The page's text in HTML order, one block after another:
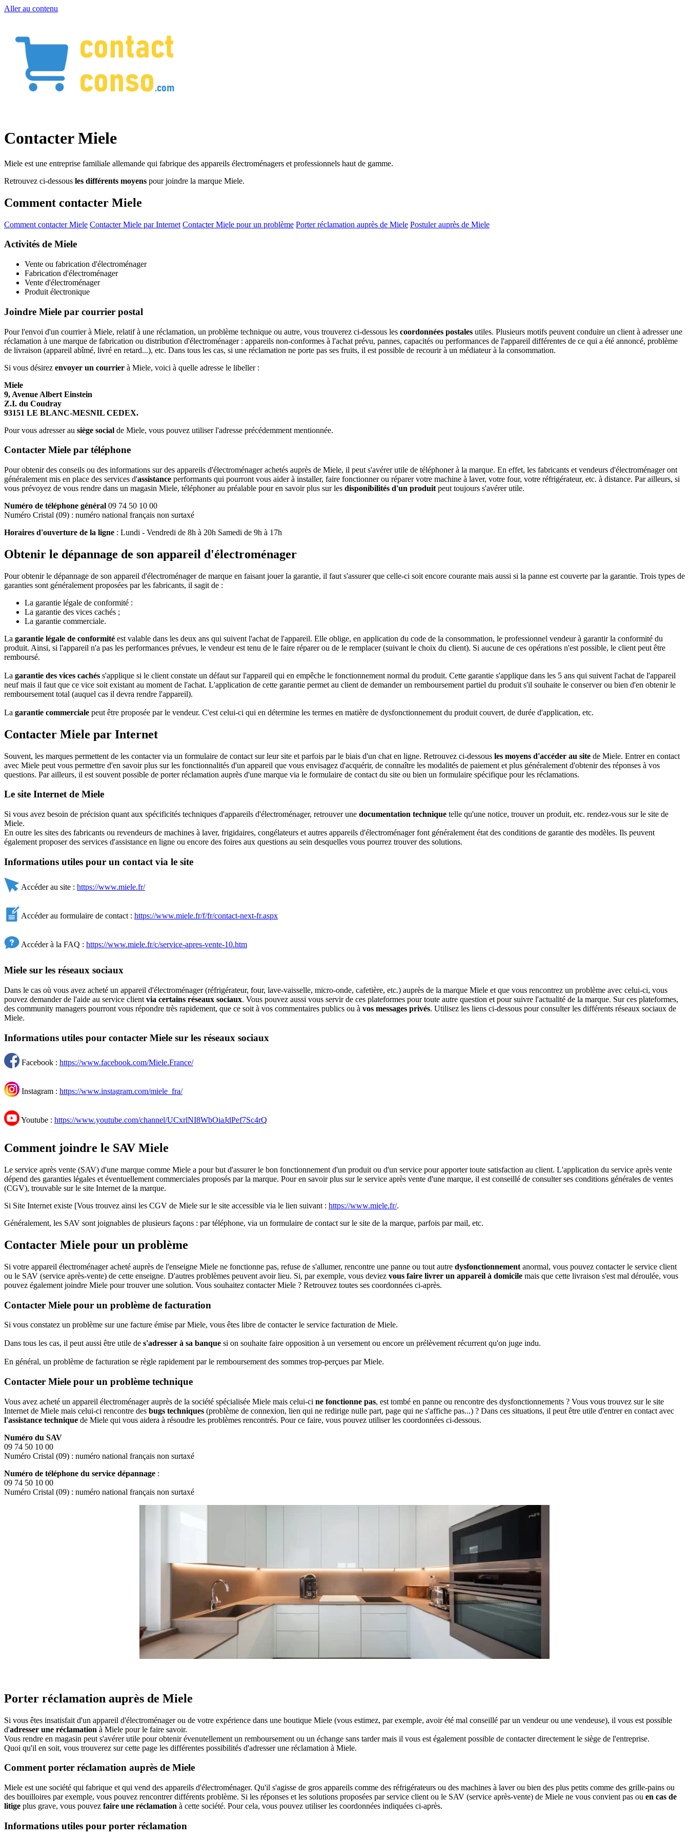
Aller au contenu
Contacter Miele
Miele est une entreprise familiale allemande qui fabrique des appareils électroménagers et professionnels haut de gamme.
Retrouvez ci-dessous les différents moyens pour joindre la marque Miele.
Comment contacter Miele
Comment contacter Miele Contacter Miele par Internet Contacter Miele pour un problème Porter réclamation auprès de Miele Postuler auprès de Miele
Activités de Miele
Vente ou fabrication d'électroménager
Fabrication d'électroménager
Vente d'électroménager
Produit électronique
Joindre Miele par courrier postal
Pour l'envoi d'un courrier à Miele, relatif à une réclamation, un problème technique ou autre, vous trouverez ci-dessous les coordonnées postales utiles. Plusieurs motifs peuvent conduire un client à adresser une
réclamation à une marque de fabrication ou distribution d'électroménager : appareils non-conformes à l'achat prévu, pannes, capacités ou performances de l'appareil différentes de ce qui a été annoncé, problème
de livraison (appareil abîmé, livré en retard...), etc. Dans tous les cas, si une réclamation ne porte pas ses fruits, il est possible de recourir à un médiateur à la consommation.
Si vous désirez envoyer un courrier à Miele, voici à quelle adresse le libeller :
Miele
9, Avenue Albert Einstein
Z.I. du Coudray
93151 LE BLANC-MESNIL CEDEX.
Pour vous adresser au siège social de Miele, vous pouvez utiliser l'adresse précédemment mentionnée.
Contacter Miele par téléphone
Pour obtenir des conseils ou des informations sur des appareils d'électroménager achetés auprès de Miele, il peut s'avérer utile de téléphoner à la marque. En effet, les fabricants et vendeurs d'électroménager ont
généralement mis en place des services d'assistance performants qui pourront vous aider à installer, faire fonctionner ou réparer votre machine à laver, votre four, votre réfrigérateur, etc. à distance. Par ailleurs, si
vous prévoyez de vous rendre dans un magasin Miele, téléphoner au préalable pour en savoir plus sur les disponibilités d'un produit peut toujours s'avérer utile.
Numéro de téléphone général 09 74 50 10 00
Numéro Cristal (09) : numéro national français non surtaxé
Horaires d'ouverture de la ligne : Lundi - Vendredi de 8h à 20h Samedi de 9h à 17h
Obtenir le dépannage de son appareil d'électroménager
Pour obtenir le dépannage de son appareil d'électroménager de marque en faisant jouer la garantie, il faut s'assurer que celle-ci soit encore courante mais aussi si la panne est couverte par la garantie. Trois types de
garanties sont généralement proposées par les fabricants, il sagit de :
La garantie légale de conformité :
La garantie des vices cachés ;
La garantie commerciale.
La garantie légale de conformité est valable dans les deux ans qui suivent l'achat de l'appareil. Elle oblige, en application du code de la consommation, le professionnel vendeur à garantir la conformité du
produit. Ainsi, si l'appareil n'a pas les performances prévues, le vendeur est tenu de le faire réparer ou de le remplacer (suivant le choix du client). Si aucune de ces opérations n'est possible, le client peut être
remboursé.
La garantie des vices cachés s'applique si le client constate un défaut sur l'appareil qui en empêche le fonctionnement normal du produit. Cette garantie s'applique dans les 5 ans qui suivent l'achat de l'appareil
neuf mais il faut que ce vice soit existant au moment de l'achat. L'application de cette garantie permet au client de demander un remboursement partiel du produit s'il souhaite le conserver ou bien d'en obtenir le
remboursement total (auquel cas il devra rendre l'appareil).
La garantie commerciale peut être proposée par le vendeur. C'est celui-ci qui en détermine les termes en matière de dysfonctionnement du produit couvert, de durée d'application, etc.
Contacter Miele par Internet
Souvent, les marques permettent de les contacter via un formulaire de contact sur leur site et parfois par le biais d'un chat en ligne. Retrouvez ci-dessous les moyens d'accéder au site de Miele. Entrer en contact
avec Miele peut vous permettre d'en savoir plus sur les fonctionnalités d'un appareil que vous envisagez d'acquérir, de connaître les modalités de paiement et plus généralement d'obtenir des réponses à vos
questions. Par ailleurs, il est souvent possible de porter réclamation auprès d'une marque via le formulaire de contact du site ou bien un formulaire spécifique pour les réclamations.
Le site Internet de Miele
Si vous avez besoin de précision quant aux spécificités techniques d'appareils d'électroménager, retrouver une documentation technique telle qu'une notice, trouver un produit, etc. rendez-vous sur le site de
Miele.
En outre les sites des fabricants ou revendeurs de machines à laver, frigidaires, congélateurs et autres appareils d'électroménager font généralement état des conditions de garantie des modèles. Ils peuvent
également proposer des services d'assistance en ligne ou encore des foires aux questions au sein desquelles vous pourrez trouver des solutions.
Informations utiles pour un contact via le site
Accéder au site : https://www.miele.fr/
Accéder au formulaire de contact : https://www.miele.fr/f/fr/contact-next-fr.aspx
Accéder à la FAQ : https://www.miele.fr/c/service-apres-vente-10.htm
Miele sur les réseaux sociaux
Dans le cas où vous avez acheté un appareil d'électroménager (réfrigérateur, four, lave-vaisselle, micro-onde, cafetière, etc.) auprès de la marque Miele et que vous rencontrez un problème avec celui-ci, vous
pouvez demander de l'aide au service client via certains réseaux sociaux. Vous pouvez aussi vous servir de ces plateformes pour toute autre question et pour suivre l'actualité de la marque. Sur ces plateformes,
des community managers pourront vous répondre très rapidement, que ce soit à vos commentaires publics ou à vos messages privés. Utilisez les liens ci-dessous pour consulter les différents réseaux sociaux de
Miele.
Informations utiles pour contacter Miele sur les réseaux sociaux
Facebook : https://www.facebook.com/Miele.France/
Instagram : https://www.instagram.com/miele_fra/
Youtube : https://www.youtube.com/channel/UCxrlNI8WbOiaJdPef7Sc4rQ
Comment joindre le SAV Miele
Le service après vente (SAV) d'une marque comme Miele a pour but d'assurer le bon fonctionnement d'un produit ou d'un service pour apporter toute satisfaction au client. L'application du service après vente
dépend des garanties légales et éventuellement commerciales proposés par la marque. Pour en savoir plus sur le service après vente d'une marque, il est conseillé de consulter ses conditions générales de ventes
(CGV), trouvable sur le site Internet de la marque.
Si Site Internet existe [Vous trouvez ainsi les CGV de Miele sur le site accessible via le lien suivant : https://www.miele.fr/.
Généralement, les SAV sont joignables de plusieurs façons : par téléphone, via un formulaire de contact sur le site de la marque, parfois par mail, etc.
Contacter Miele pour un problème
Si votre appareil électroménager acheté auprès de l'enseigne Miele ne fonctionne pas, refuse de s'allumer, rencontre une panne ou tout autre dysfonctionnement anormal, vous pouvez contacter le service client
ou le SAV (service après-vente) de cette enseigne. D'autres problèmes peuvent avoir lieu. Si, par exemple, vous deviez vous faire livrer un appareil à domicile mais que cette livraison s'est mal déroulée, vous
pouvez également joindre Miele pour trouver une solution. Vous souhaitez contacter Miele ? Retrouvez toutes ses coordonnées ci-après.
Contacter Miele pour un problème de facturation
Si vous constatez un problème sur une facture émise par Miele, vous êtes libre de contacter le service facturation de Miele.
Dans tous les cas, il peut aussi être utile de s'adresser à sa banque si on souhaite faire opposition à un versement ou encore un prélèvement récurrent qu'on juge indu.
En général, un problème de facturation se règle rapidement par le remboursement des sommes trop-perçues par Miele.
Contacter Miele pour un problème technique
Vous avez acheté un appareil électroménager auprès de la société spécialisée Miele mais celui-ci ne fonctionne pas, est tombé en panne ou rencontre des dysfonctionnements ? Vous vous trouvez sur le site
Internet de Miele mais celui-ci rencontre des bugs techniques (problème de connexion, lien qui ne redirige nulle part, page qui ne s'affiche pas...) ? Dans ces situations, il peut être utile d'entrer en contact avec
l'assistance technique de Miele qui vous aidera à résoudre les problèmes rencontrés. Pour ce faire, vous pouvez utiliser les coordonnées ci-dessous.
Numéro du SAV
09 74 50 10 00
Numéro Cristal (09) : numéro national français non surtaxé
Numéro de téléphone du service dépannage :
09 74 50 10 00
Numéro Cristal (09) : numéro national français non surtaxé
Porter réclamation auprès de Miele
Si vous êtes insatisfait d'un appareil d'électroménager ou de votre expérience dans une boutique Miele (vous estimez, par exemple, avoir été mal conseillé par un vendeur ou une vendeuse), il vous est possible
d'adresser une réclamation à Miele pour le faire savoir.
Vous rendre en magasin peut s'avérer utile pour obtenir évenutellement un remboursement ou un échange sans tarder mais il vous est également possible de contacter directement le siège de l'entreprise.
Quoi qu'il en soit, vous trouverez sur cette page les différentes possibilités d'adresser une réclamation à Miele.
Comment porter réclamation auprès de Miele
Miele est une société qui fabrique et qui vend des appareils d'électroménager. Qu'il s'agisse de gros appareils comme des réfrigérateurs ou des machines à laver ou bien des plus petits comme des grille-pains ou
des bouilloires par exemple, vous pouvez rencontrer différents problème. Si les réponses et les solutions proposées par service client ou le SAV (service après-vente) de Miele ne vous convient pas ou en cas de
litige plus grave, vous pouvez faire une réclamation à cette société. Pour cela, vous pouvez utiliser les coordonnées indiquées ci-après.
Informations utiles pour porter réclamation